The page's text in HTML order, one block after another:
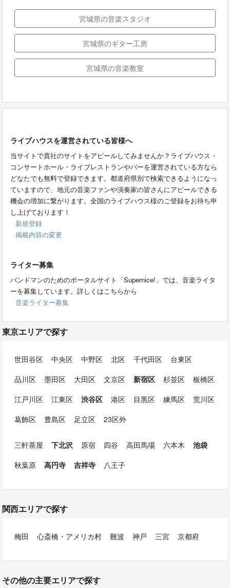
宮城県の音楽スタジオ
宮城県のギター工房
宮城県の音楽教室
ライブハウスを運営されている皆様へ
当サイトで貴社のサイトをアピールしてみませんか？ライブハウス・
コンサートホール・ライブレストランやバーを運営されている方なら
どなたでも無料で登録できます。都道府県別で検索できるようになっ
ていますので、地元の音楽ファンや演奏家の皆さんにアピールできる
機会の増加に繋がります。全国のライブハウス様のご登録をお待ち申
し上げております！
新規登録
掲載内容の変更
ライター募集
バンドマンのためのポータルサイト「Supernice!」では、音楽ライタ
ーを募集しています。詳しくはこちらから
音楽ライター募集
東京エリアで探す
世田谷区 中央区 中野区 北区 千代田区
台東区
品川区
墨田区 大田区 文京区 新宿区 杉並区
板橋区
江戸川区
江東区 渋谷区 港区 目黒区 練馬区
荒川区
葛飾区
豊島区 足立区 23区外
三軒茶屋 下北沢 原宿 四谷 高田馬場 六本木
池袋
秋葉原
高円寺 吉祥寺 八王子
関西エリアで探す
梅田 心斎橋・アメリカ村 難波 神戸 三宮 京都府
その他の主要エリアで探す